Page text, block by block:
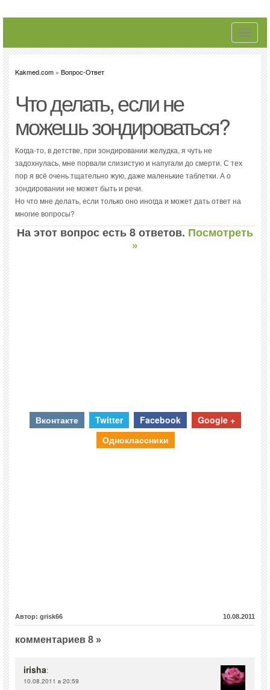
Toggle
Kakmed.com » Вопрос-Ответ
Что делать, если не
можешь зондироваться?
Когда-то, в детстве, при зондировании желудка, я чуть не
задохнулась, мне порвали слизистую и напугали до смерти. С тех
пор я всё очень тщательно жую, даже маленькие таблетки. А о
зондировании не может быть и речи.
Но что мне делать, если только оно иногда и может дать ответ на
многие вопросы?
На этот вопрос есть 8 ответов. Посмотреть
»
Вконтакте Twitter Facebook
Google +
Одноклассники
Автор: grisk66 10.08.2011
комментариев 8 »
irisha:
10.08.2011 в 20:59